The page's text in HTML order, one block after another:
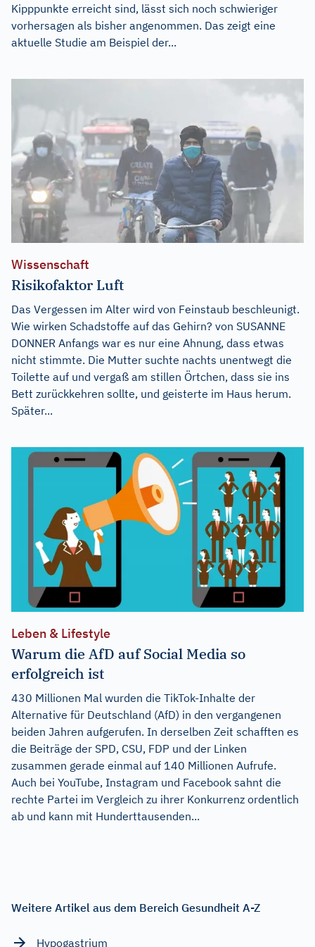
Kipppunkte erreicht sind, lässt sich noch schwieriger
vorhersagen als bisher angenommen. Das zeigt eine
aktuelle Studie am Beispiel der...
Wissenschaft
Risikofaktor Luft
Das Vergessen im Alter wird von Feinstaub beschleunigt.
Wie wirken Schadstoffe auf das Gehirn? von SUSANNE
DONNER Anfangs war es nur eine Ahnung, dass etwas
nicht stimmte. Die Mutter suchte nachts unentwegt die
Toilette auf und vergaß am stillen Örtchen, dass sie ins
Bett zurückkehren sollte, und geisterte im Haus herum.
Später...
Leben & Lifestyle
Warum die AfD auf Social Media so
erfolgreich ist
430 Millionen Mal wurden die TikTok-Inhalte der
Alternative für Deutschland (AfD) in den vergangenen
beiden Jahren aufgerufen. In derselben Zeit schafften es
die Beiträge der SPD, CSU, FDP und der Linken
zusammen gerade einmal auf 140 Millionen Aufrufe.
Auch bei YouTube, Instagram und Facebook sahnt die
rechte Partei im Vergleich zu ihrer Konkurrenz ordentlich
ab und kann mit Hunderttausenden...
Weitere Artikel aus dem Bereich Gesundheit A-Z
Hypogastrium